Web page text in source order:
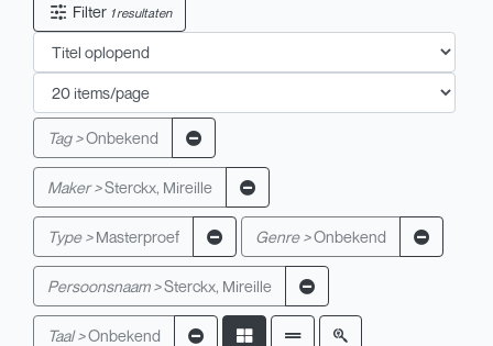
Filter 1 resultaten
Tag >Onbekend
Maker >Sterckx, Mireille
Type > Masterproef Genre >Onbekend
Persoonsnaam >Sterckx, Mireille
Taal >Onbekend